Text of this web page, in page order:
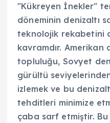
"Kükreyen İnekler"
döneminin denizaltı
teknolojik rekabetini
kavramdır.
topluluğu, Sovyet
gürültü
izlemek ve bu
tehditleri minimize
çaba sarf etmiştir. Bu